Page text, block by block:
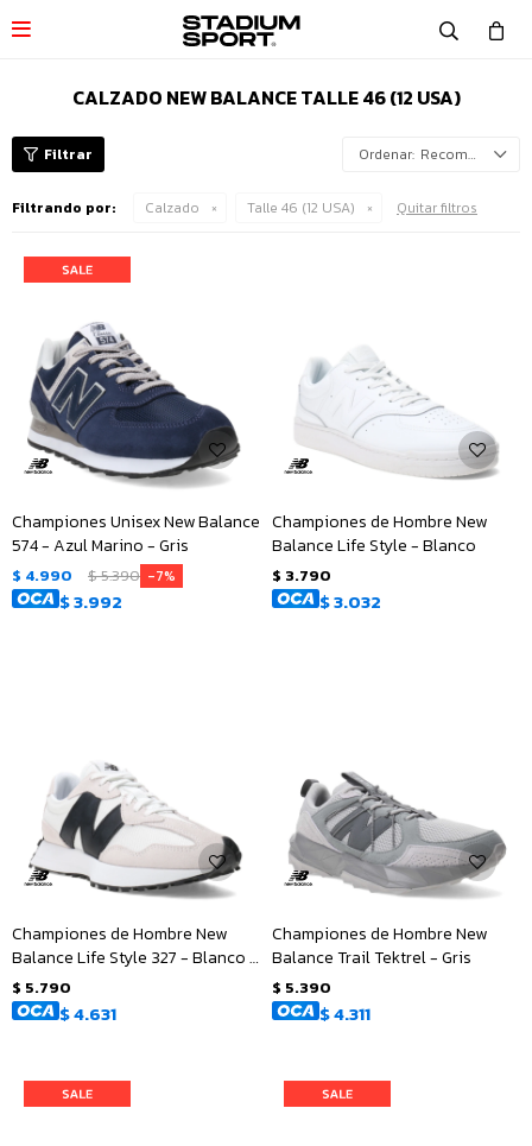

CALZADO NEW BALANCE TALLE 46 (12 USA)
Recomendados
Filtrando por: Calzado Talle 46 (12 USA) Quitar filtros
Championes Unisex New Balance
574 - Azul Marino - Gris
$ 4.990 $5.390 7
$3.992
Championes de Hombre New
Balance Life Style - Blanco
$ 3.790
$3.032
Championes de Hombre New
Balance Life Style 327 - Blanco -
Gris - Negro
$ 5.790
$4.631
Championes de Hombre New
Balance Trail Tektrel - Gris
$ 5.390
$4.311